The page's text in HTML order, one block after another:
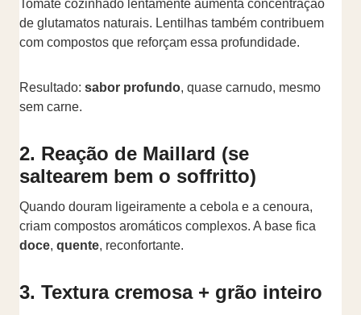
Tomate cozinhado lentamente aumenta concentração
de glutamatos naturais. Lentilhas também contribuem
com compostos que reforçam essa profundidade.
Resultado: sabor profundo, quase carnudo, mesmo
sem carne.
2. Reação de Maillard (se
saltearem bem o soffritto)
Quando douram ligeiramente a cebola e a cenoura,
criam compostos aromáticos complexos. A base fica
doce, quente, reconfortante.
3. Textura cremosa + grão inteiro